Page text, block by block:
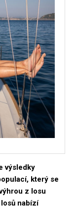
výsledky
který se
z losu
nabízí